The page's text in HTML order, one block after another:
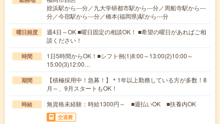
姪浜駅から---分／九大学研都市駅から---分／周船寺駅から---
分／今宿駅から---分／橋本(福岡県)駅から---分
曜日頻度
週4日～OK ■曜日固定の相談OK！ ■希望の曜日があればご相
談ください！
時間
1日5時間からOK！■シフト例(1)8:00～13:00(2)10:00～
15:00(3)12:00…
期間
【積極採用中！急募！】＊1年以上勤務している方が多数！8
月～、9月スタートもOK！
時給 無資格未経験：時給1300円～ ■週払いOK ■扶養内OK
交通費